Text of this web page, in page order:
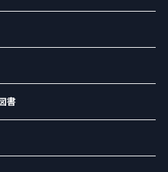
書